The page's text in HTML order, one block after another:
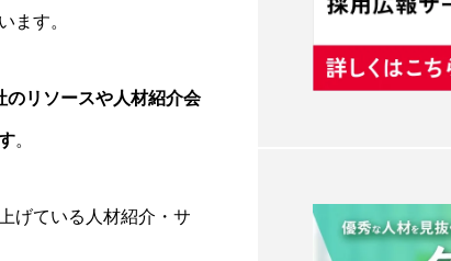
ます。
のリソースや人材紹介会
。
げている人材紹介・サ